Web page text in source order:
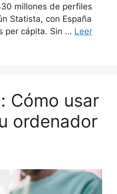
millones de perfiles
Statista, con España
per cápita. Sin … Leer
Cómo usar
ordenador